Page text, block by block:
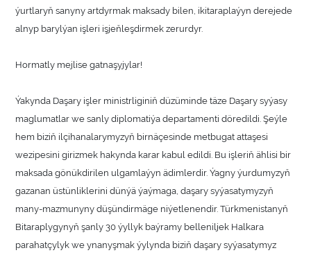
ýurtlaryň sanyny artdyrmak maksady bilen, ikitaraplaýyn derejede
alnyp barylýan işleri işjeňleşdirmek zerurdyr.
Hormatly mejlise gatnaşyjylar!
Ýakynda Daşary işler ministrliginiň düzüminde täze Daşary syýasy
maglumatlar we sanly diplomatiýa departamenti döredildi. Şeýle
hem biziň ilçihanalarymyzyň birnäçesinde metbugat attaşesi
wezipesini girizmek hakynda karar kabul edildi. Bu işleriň ählisi bir
maksada gönükdirilen ulgamlaýyn ädimlerdir. Ýagny ýurdumyzyň
gazanan üstünliklerini dünýä ýaýmaga, daşary syýasatymyzyň
many-mazmunyny düşündirmäge niýetlenendir. Türkmenistanyň
Bitaraplygynyň şanly 30 ýyllyk baýramy belleniljek Halkara
parahatçylyk we ynanyşmak ýylynda biziň daşary syýasatymyz